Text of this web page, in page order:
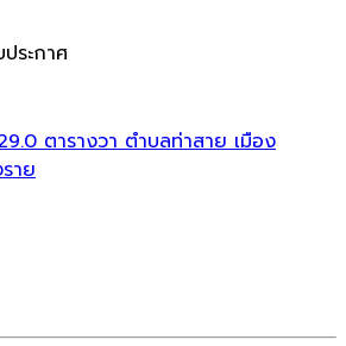
ประกาศ
ตารางวา ตำบลท่าสาย เมือง
าย